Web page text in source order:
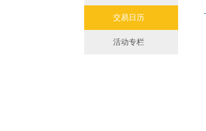
交易日历
活动专栏